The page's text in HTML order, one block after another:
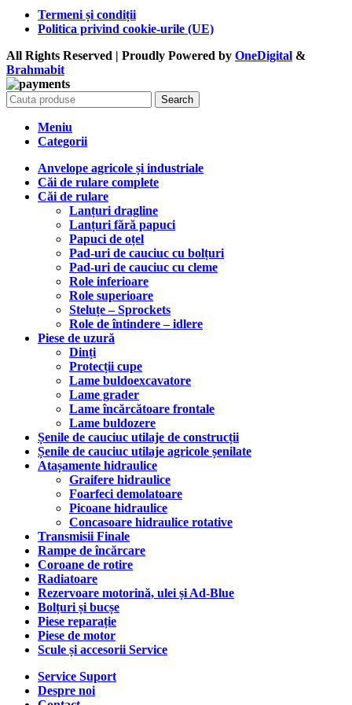
Termeni și condiții
Politica privind cookie-urile (UE)
All Rights Reserved | Proudly Powered by OneDigital &
Brahmabit
Search
Meniu
Categorii
Anvelope agricole și industriale
Căi de rulare complete
Căi de rulare
Lanțuri dragline
Lanțuri fără papuci
Papuci de oțel
Pad-uri de cauciuc cu bolțuri
Pad-uri de cauciuc cu cleme
Role inferioare
Role superioare
Steluțe – Sprockets
Role de întindere – idlere
Piese de uzură
Dinți
Protecții cupe
Lame buldoexcavatore
Lame grader
Lame încărcătoare frontale
Lame buldozere
Șenile de cauciuc utilaje de construcții
Șenile de cauciuc utilaje agricole șenilate
Atașamente hidraulice
Graifere hidraulice
Foarfeci demolatoare
Picoane hidraulice
Concasoare hidraulice rotative
Transmisii Finale
Rampe de încărcare
Coroane de rotire
Radiatoare
Rezervoare motorină, ulei și Ad-Blue
Bolțuri și bucșe
Piese reparație
Piese de motor
Scule și accesorii Service
Service Suport
Despre noi